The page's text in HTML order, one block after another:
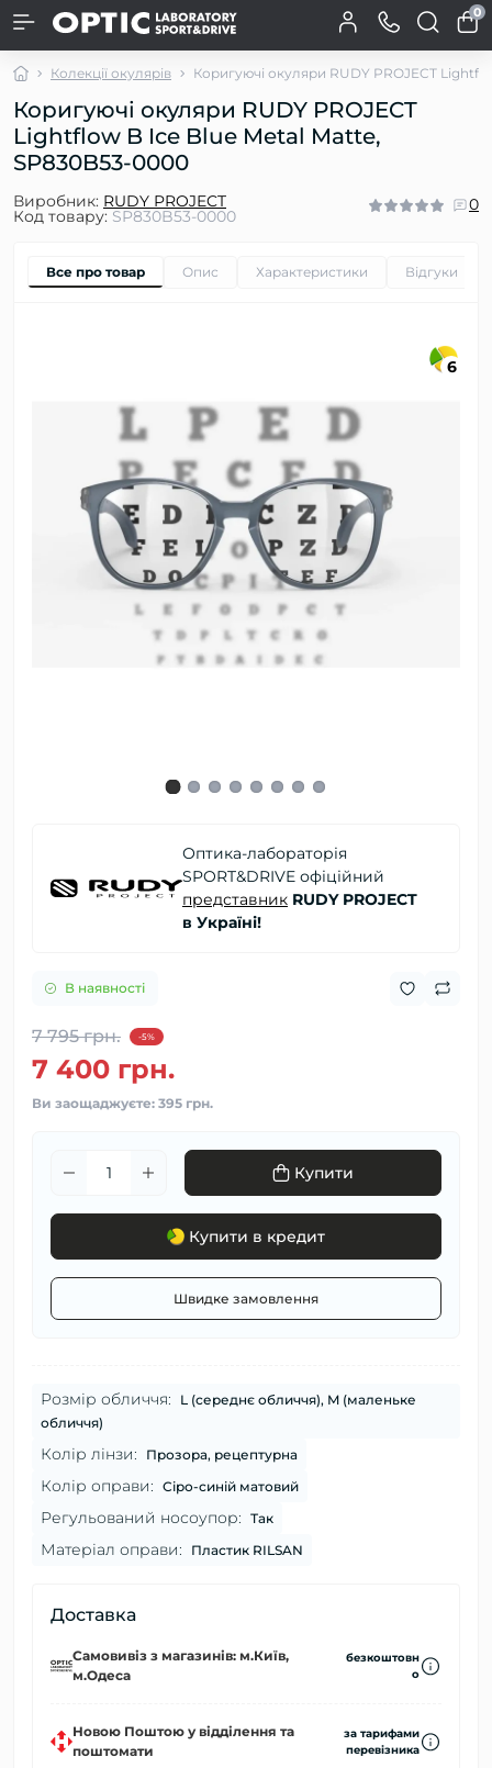
0
Колекції окулярів Коригуючі окуляри RUDY PROJECT
Коригуючі окуляри RUDY PROJECT
Lightflow B Ice Blue Metal Matte,
SP830B53-0000
Виробник: RUDY PROJECT
Код товару: SP830B53-0000
0
Все про товар Опис Характеристики Відгуки
6
Оптика-лабораторія
SPORT&DRIVE офіційний
представник RUDY PROJECT
в Україні!
В наявності
7 795 грн. -5%
7 400 грн.
Ви заощаджуєте: 395 грн.
Купити
Купити в кредит
Швидке замовлення
Розмір обличчя:
L (середнє обличчя), M (маленьке
обличчя)
Колір лінзи: Прозора, рецептурна
Колір оправи: Сіро-синій матовий
Регульований носоупор: Так
Матеріал оправи: Пластик RILSAN
Доставка
Самовивіз з магазинів: м.Київ,
м.Одеса
безкоштовн
о
Новою Поштою у відділення та
поштомати
за тарифами
перевізника